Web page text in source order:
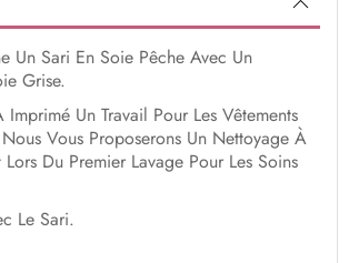
Un Sari En Soie Pêche Avec Un
Grise.
Un Travail Pour Les Vêtements
Vous Proposerons Un Nettoyage À
Du Premier Lavage Pour Les Soins
Le Sari.